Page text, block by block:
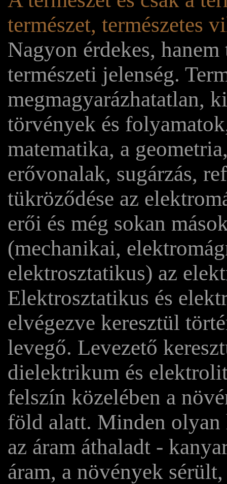
természet, természetes
Nagyon érdekes, hanem
természeti jelenség.
megmagyarázhatatlan,
törvények és
matematika, a
erővonalak, sugárzás,
tükröződése az
erői és még sokan
(mechanikai,
elektrosztatikus) az
Elektrosztatikus és
elvégezve keresztül
levegő. Levezető
dielektrikum és
felszín közelében a
föld alatt. Minden olyan
az áram áthaladt -
áram, a növények